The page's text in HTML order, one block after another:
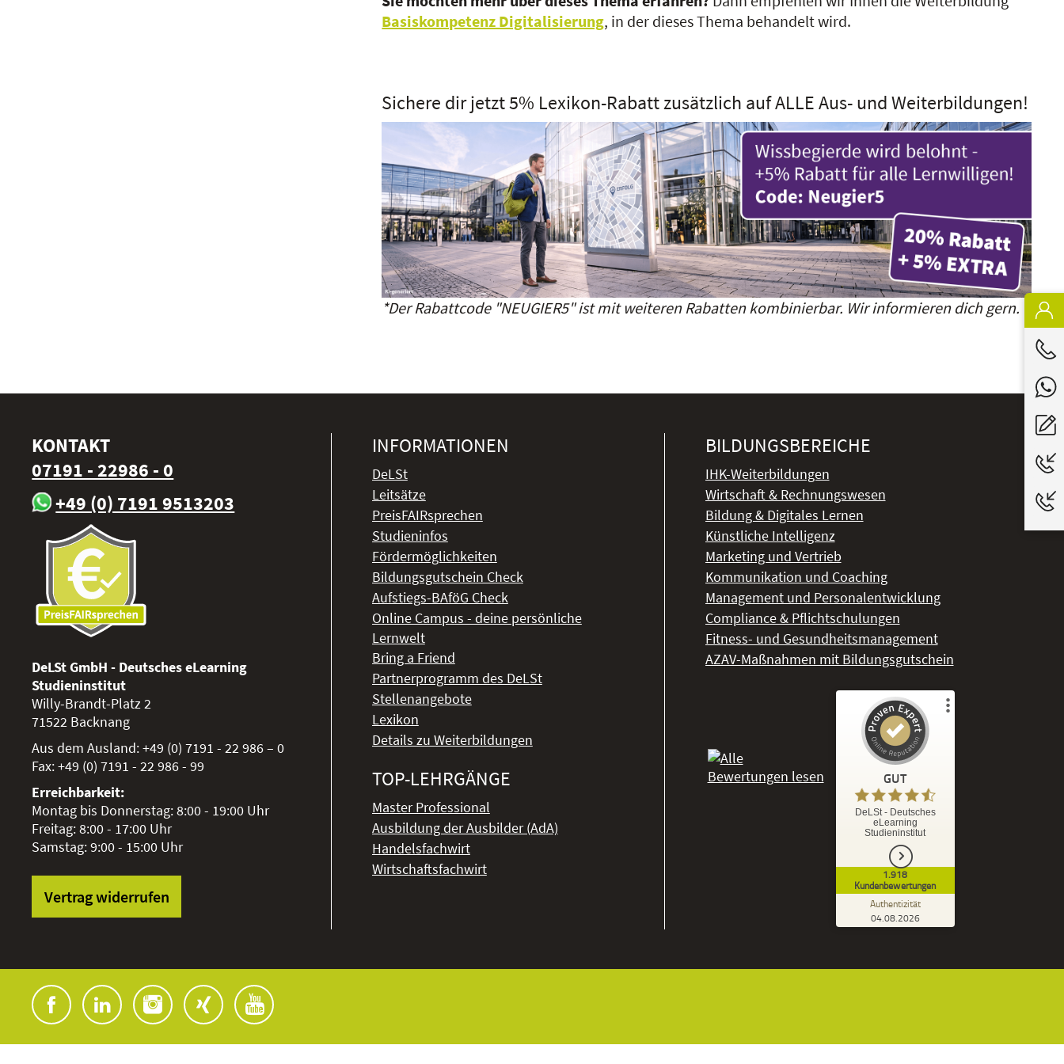
Basiskompetenz Digitalisierung, in der dieses Thema behandelt wird.
Sichere dir jetzt 5% Lexikon-Rabatt zusätzlich auf ALLE Aus- und Weiterbildungen!
*Der Rabattcode "NEUGIER5" ist mit weiteren Rabatten kombinierbar. Wir informieren dich gern.
KONTAKT
07191 - 22986 - 0
+49 (0) 7191 9513203
DeLSt GmbH - Deutsches eLearning
Studieninstitut
Willy-Brandt-Platz 2
71522 Backnang
Aus dem Ausland:+49 (0) 7191 - 22 986 – 0
Fax:+49 (0) 7191 - 22 986 - 99
Erreichbarkeit:
Montag bis Donnerstag: 8:00 - 19:00 Uhr
Freitag: 8:00 - 17:00 Uhr
Samstag: 9:00 - 15:00 Uhr
Vertrag widerrufen
INFORMATIONEN
DeLSt
Leitsätze
PreisFAIRsprechen
Studieninfos
Fördermöglichkeiten
Bildungsgutschein Check
Aufstiegs-BAföG Check
Online Campus - deine persönliche
Lernwelt
Bring a Friend
Partnerprogramm des DeLSt
Stellenangebote
Lexikon
Details zu Weiterbildungen
TOP-LEHRGÄNGE
Master Professional
Ausbildung der Ausbilder (AdA)
Handelsfachwirt
Wirtschaftsfachwirt
BILDUNGSBEREICHE
IHK-Weiterbildungen
Wirtschaft & Rechnungswesen
Bildung & Digitales Lernen
Künstliche Intelligenz
Marketing und Vertrieb
Kommunikation und Coaching
Management und Personalentwicklung
Compliance & Pflichtschulungen
Fitness- und Gesundheitsmanagement
AZAV-Maßnahmen mit Bildungsgutschein
GUT
DeLSt - Deutsches
eLearning
Studieninstitut
1.918
Kundenbewertungen
Authentizität
04.08.2026
Kundenbewertungen und Erfahrungen zu
DeLSt - Deutsches eLearning Studieninstitut
ProvenExpert.com
ProvenExpert.com
1.827
Bewertungen von